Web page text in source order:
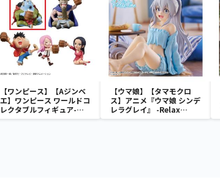
【ワンピース】【Aジンベ
エ】ワンピース ワールドコ
レクタブルフィギュア-宴
1-
【ウマ娘】【タマモクロ
ス】アニメ『ウマ娘 シンデ
レラグレイ』 -Relax
time-タマモクロス